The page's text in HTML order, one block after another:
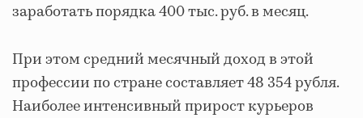
заработать порядка 400 тыс. руб. в месяц.
При этом средний месячный доход в этой
профессии по стране составляет 48 354 рубля.
Наиболее интенсивный прирост курьеров